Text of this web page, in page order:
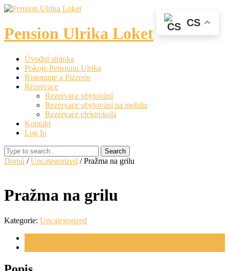
Pension Ulrika Loket
Úvodní stránka
Pokoje Pensionu Ulrika
Ristorante a Pizzerie
Rezervace
Rezervace ubytování
Rezervace ubytování na mobilu
Rezervace elektrokola
Kontakt
Log In
Search
Domů /Uncategorized / Pražma na grilu
Pražma na grilu
Kategorie: Uncategorized
CS